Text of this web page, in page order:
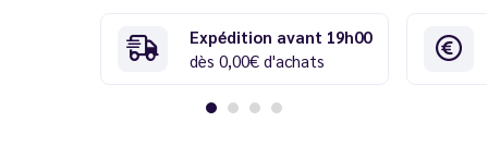
Expédition avant 19h00
dès 0,00€ d'achats